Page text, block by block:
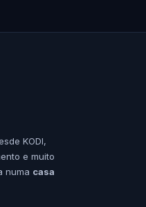
KODI,
e muito
numa casa